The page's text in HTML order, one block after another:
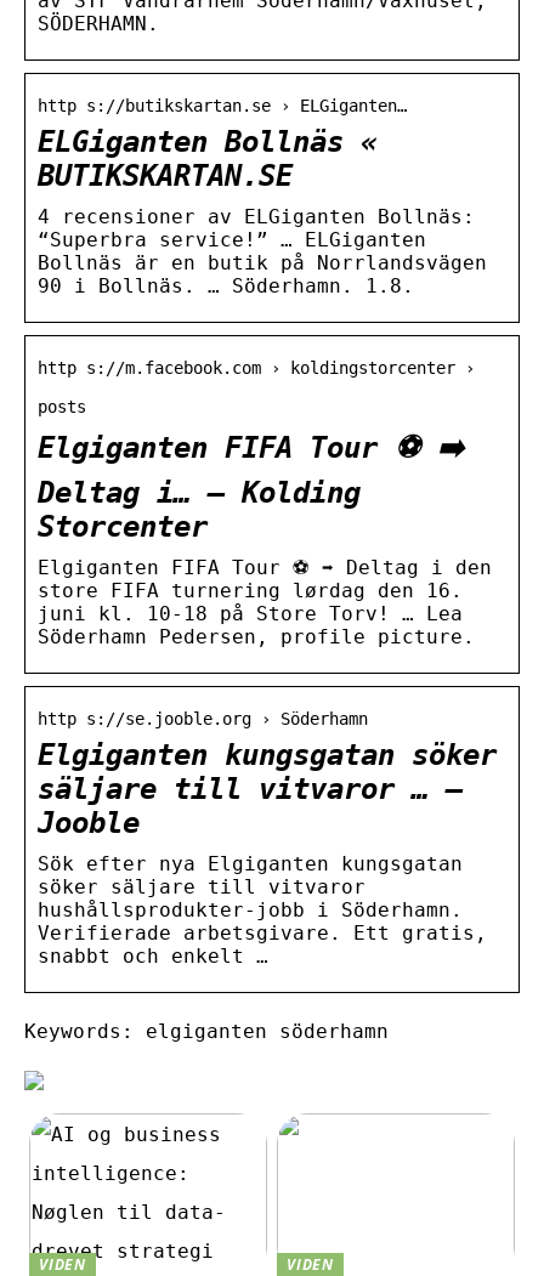
SÖDERHAMN.
http s://butikskartan.se › ELGiganten…
ELGiganten Bollnäs «
BUTIKSKARTAN.SE
4 recensioner av ELGiganten Bollnäs:
“Superbra service!” … ELGiganten
Bollnäs är en butik på Norrlandsvägen
90 i Bollnäs. … Söderhamn. 1.8.
http s://m.facebook.com › koldingstorcenter ›
posts
Elgiganten FIFA Tour ⚽️ ➡️
Deltag i… – Kolding
Storcenter
Elgiganten FIFA Tour ⚽️ ➡️ Deltag i den
store FIFA turnering lørdag den 16.
juni kl. 10-18 på Store Torv! … Lea
Söderhamn Pedersen, profile picture.
http s://se.jooble.org › Söderhamn
Elgiganten kungsgatan söker
säljare till vitvaror … –
Jooble
Sök efter nya Elgiganten kungsgatan
söker säljare till vitvaror
hushållsprodukter-jobb i Söderhamn.
Verifierade arbetsgivare. Ett gratis,
snabbt och enkelt …
Keywords: elgiganten söderhamn
VIDEN VIDEN